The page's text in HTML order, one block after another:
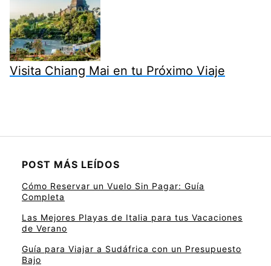
Visita Chiang Mai en tu Próximo Viaje
POST MÁS LEÍDOS
Cómo Reservar un Vuelo Sin Pagar: Guía
Completa
Las Mejores Playas de Italia para tus Vacaciones
de Verano
Guía para Viajar a Sudáfrica con un Presupuesto
Bajo